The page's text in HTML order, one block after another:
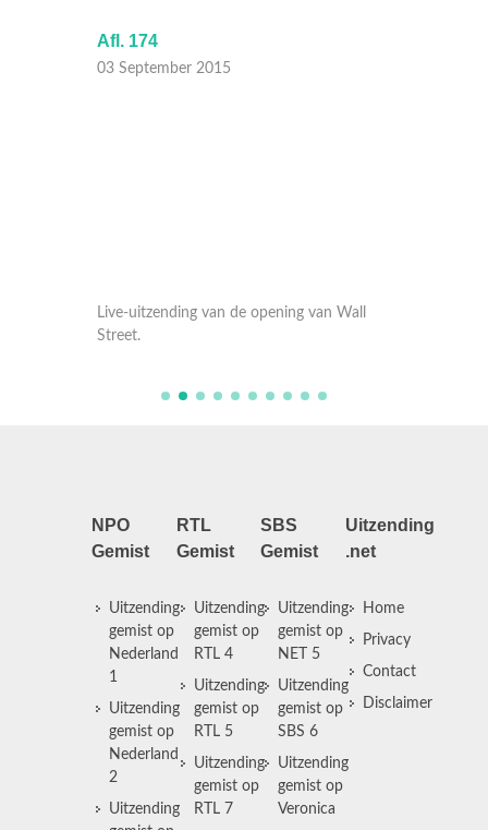
Afl. 174
03 September 2015
Live-uitzending van de opening van Wall
Street.
NPO
Gemist
Uitzending
gemist op
Nederland
1
Uitzending
gemist op
Nederland
2
Uitzending
RTL
Gemist
Uitzending
gemist op
RTL 4
Uitzending
gemist op
RTL 5
Uitzending
gemist op
RTL 7
SBS
Gemist
Uitzending
gemist op
NET 5
Uitzending
gemist op
SBS 6
Uitzending
gemist op
Veronica
Uitzending
.net
Home
Privacy
Contact
Disclaimer